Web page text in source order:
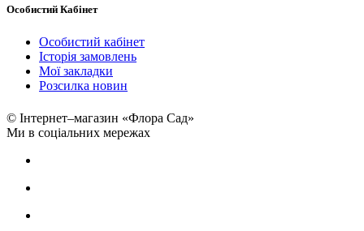
Особистий Кабінет
Особистий кабінет
Історія замовлень
Мої закладки
Розсилка новин
© Інтернет–магазин «Флора Сад»
Ми в соціальних мережах